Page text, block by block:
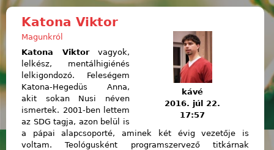
Katona Viktor
kávé
2016. júl 22.
17:57
Magunkról
Katona Viktorvagyok,
lelkész, mentálhigiénés
lelkigondozó. Feleségem
Katona-Hegedüs Anna,
akit sokan Nusi néven
ismertek. 2001-ben lettem
az SDG tagja, azon belül is
a pápai alapcsoporté, aminek két évig vezetője is
voltam. Teológusként programszervező titkárnak